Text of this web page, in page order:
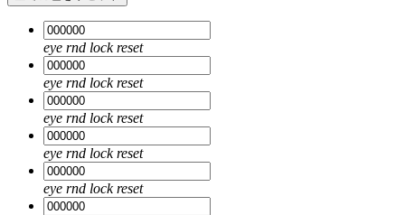
eye rnd lock reset
eye rnd lock reset
eye rnd lock reset
eye rnd lock reset
eye rnd lock reset